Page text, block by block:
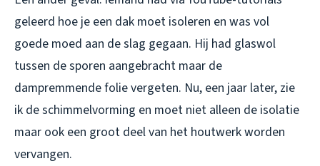
geleerd hoe je een dak moet isoleren en was vol
goede moed aan de slag gegaan. Hij had glaswol
tussen de sporen aangebracht maar de
dampremmende folie vergeten. Nu, een jaar later, zie
ik de schimmelvorming en moet niet alleen de isolatie
maar ook een groot deel van het houtwerk worden
vervangen.